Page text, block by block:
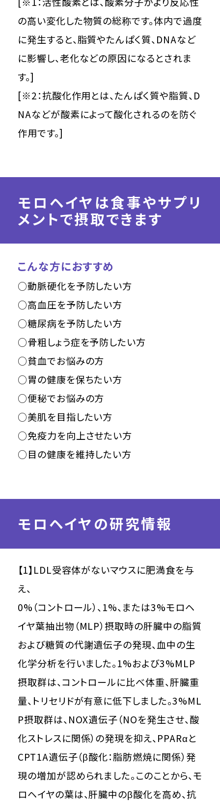
の高い変化した物質の総称です。体内で過度
に発生すると、脂質やたんぱく質、DNAなど
に影響し、老化などの原因になるとされま
す。]
[※2：抗酸化作用とは、たんぱく質や脂質、D
NAなどが酸素によって酸化されるのを防ぐ
作用です。]
モロヘイヤは食事やサプリ
メントで摂取できます
こんな方におすすめ
○動脈硬化を予防したい方
○高血圧を予防したい方
○糖尿病を予防したい方
○骨粗しょう症を予防したい方
○貧血でお悩みの方
○胃の健康を保ちたい方
○便秘でお悩みの方
○美肌を目指したい方
○免疫力を向上させたい方
○目の健康を維持したい方
モロヘイヤの研究情報
【1】LDL受容体がないマウスに肥満食を与
え、
0%（コントロール）、1%、または3%モロヘ
イヤ葉抽出物（MLP）摂取時の肝臓中の脂質
および糖質の代謝遺伝子の発現、血中の生
化学分析を行いました。1%および3%MLP
摂取群は、コントロールに比べ体重、肝臓重
量、トリセリドが有意に低下しました。3%ML
P摂取群は、NOX遺伝子（NOを発生させ、酸
化ストレスに関係）の発現を抑え、PPARαと
CPT1A遺伝子（β酸化：脂肪燃焼に関係）発
現の増加が認められました。このことから、モ
ロヘイヤの葉は、肝臓中のβ酸化を高め、抗